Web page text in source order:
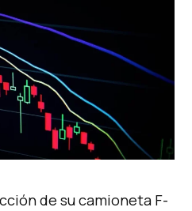
de su camioneta F-